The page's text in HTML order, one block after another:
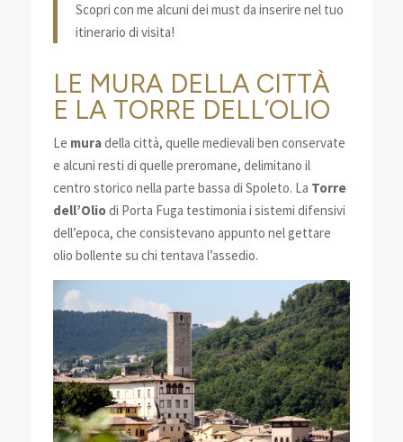
Scopri con me alcuni dei must da inserire nel tuo
itinerario di visita!
LE MURA DELLA CITTÀ
E LA TORRE DELL’OLIO
Le muradella città, quelle medievali ben conservate
e alcuni resti di quelle preromane, delimitano il
centro storico nella parte bassa di Spoleto. La Torre
dell’Oliodi Porta Fuga testimonia i sistemi difensivi
dell’epoca, che consistevano appunto nel gettare
olio bollente su chi tentava l’assedio.